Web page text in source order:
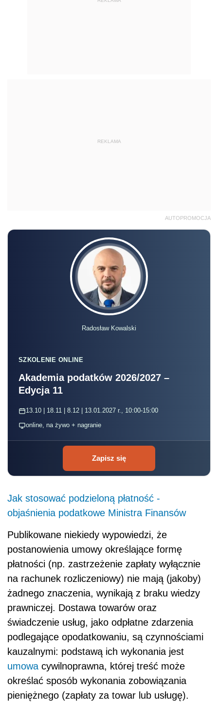
REKLAMA
AUTOPROMOCJA
Radosław Kowalski
SZKOLENIE ONLINE
Akademia podatków 2026/2027 –
Edycja 11
13.10 | 18.11 | 8.12 | 13.01.2027 r., 10:00-15:00
online, na żywo + nagranie
Zapisz się
Jak stosować podzieloną płatność -
objaśnienia podatkowe Ministra Finansów
Publikowane niekiedy wypowiedzi, że
postanowienia umowy określające formę
płatności (np. zastrzeżenie zapłaty wyłącznie
na rachunek rozliczeniowy) nie mają (jakoby)
żadnego znaczenia, wynikają z braku wiedzy
prawniczej. Dostawa towarów oraz
świadczenie usług, jako odpłatne zdarzenia
podlegające opodatkowaniu, są czynnościami
kauzalnymi: podstawą ich wykonania jest
umowa cywilnoprawna, której treść może
określać sposób wykonania zobowiązania
pieniężnego (zapłaty za towar lub usługę).